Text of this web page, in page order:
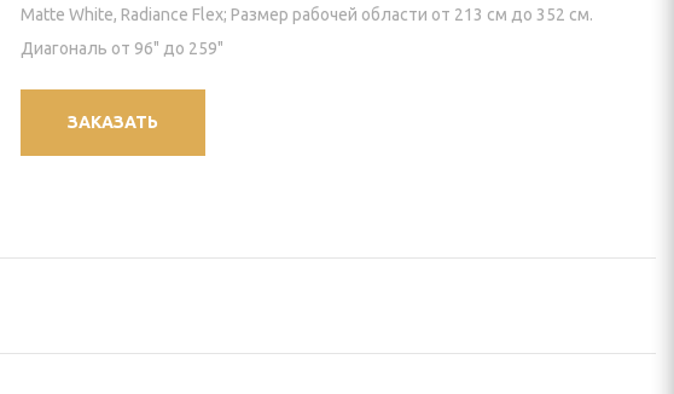
Matte White, Radiance Flex; Размер рабочей области от 213 см до 352 см.
Диагональ от 96" до 259"
ЗАКАЗАТЬ